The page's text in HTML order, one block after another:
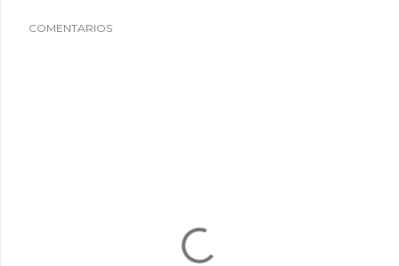
COMENTARIOS